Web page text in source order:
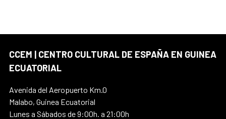
CCEM | CENTRO CULTURAL DE ESPAÑA EN GUINEA
ECUATORIAL
Avenida del Aeropuerto Km.0
Malabo, Guinea Ecuatorial
Lunes a Sábados de 9:00h. a 21:00h